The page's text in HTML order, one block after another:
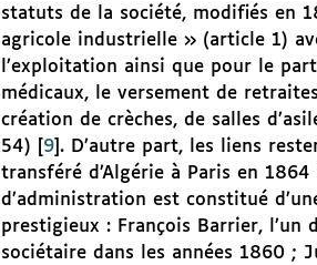
statuts de la société, modifiés en
agricole industrielle » (article 1)
l’exploitation ainsi que pour le
médicaux, le versement de
création de crèches, de salles
54)
9] . D’autre part, les liens
transféré d’Algérie à Paris en
d’administration est constitué
prestigieux : François Barrier, l’un
sociétaire dans les années 1860 ;